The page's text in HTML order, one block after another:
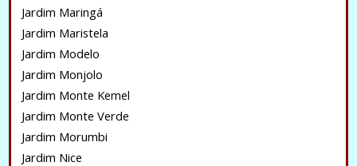
Jardim Maringá
Jardim Maristela
Jardim Modelo
Jardim Monjolo
Jardim Monte Kemel
Jardim Monte Verde
Jardim Morumbi
Jardim Nice